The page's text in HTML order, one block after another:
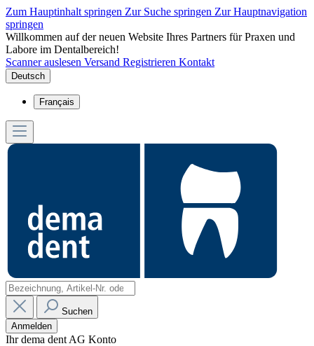
Zum Hauptinhalt springen Zur Suche springen Zur Hauptnavigation
springen
Willkommen auf der neuen Website Ihres Partners für Praxen und
Labore im Dentalbereich!
Scanner auslesen Versand Registrieren Kontakt
Deutsch
Français
Suchen
Anmelden
Ihr dema dent AG Konto